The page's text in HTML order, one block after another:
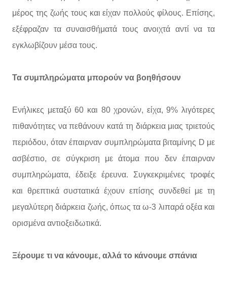
μέρος της ζωής τους και είχαν πολλούς φίλους. Επίσης,
εξέφραζαν τα συναισθήματά τους ανοιχτά αντί να τα
εγκλωβίζουν μέσα τους.
Τα συμπληρώματα μπορούν να βοηθήσουν
Ενήλικες μεταξύ 60 και 80 χρονών, είχα, 9% λιγότερες
πιθανότητες να πεθάνουν κατά τη διάρκεια μιας τριετούς
περιόδου, όταν έπαιρναν συμπληρώματα βιταμίνης D με
ασβέστιο, σε σύγκριση με άτομα που δεν έπαιρναν
συμπληρώματα, έδειξε έρευνα. Συγκεκριμένες τροφές
και θρεπτικά συστατικά έχουν επίσης συνδεθεί με τη
μεγαλύτερη διάρκεια ζωής, όπως τα ω-3 λιπαρά οξέα και
ορισμένα αντιοξειδωτικά.
Ξέρουμε τι να κάνουμε, αλλά το κάνουμε σπάνια